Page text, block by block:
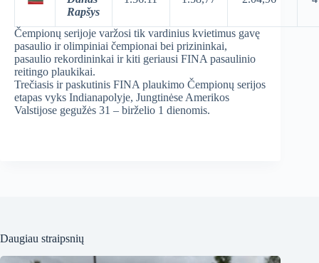
Rapšys
Čempionų serijoje varžosi tik vardinius kvietimus gavę
pasaulio ir olimpiniai čempionai bei prizininkai,
pasaulio rekordininkai ir kiti geriausi FINA pasaulinio
reitingo plaukikai.
Trečiasis ir paskutinis FINA plaukimo Čempionų serijos
etapas vyks Indianapolyje, Jungtinėse Amerikos
Valstijose gegužės 31 – birželio 1 dienomis.
Daugiau straipsnių